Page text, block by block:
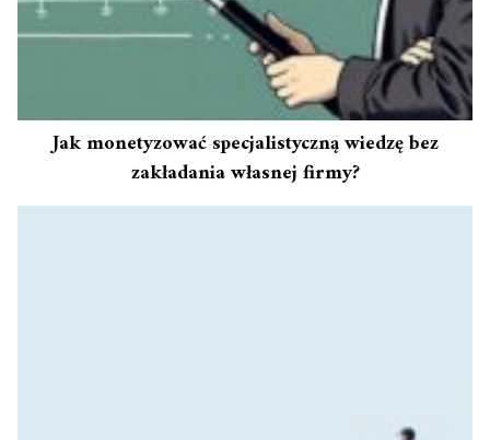
Jak monetyzować specjalistyczną wiedzę bez
zakładania własnej firmy?